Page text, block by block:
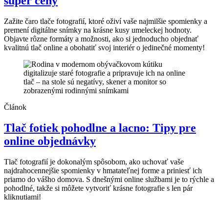
Zažite čaro tlače fotografií, ktoré oživí vaše najmilšie spomienky a
premení digitálne snímky na krásne kusy umeleckej hodnoty.
Objavte rôzne formáty a možnosti, ako si jednoducho objednať
kvalitnú tlač online a obohatiť svoj interiér o jedinečné momenty!
Článok
Tlač fotiek pohodlne a lacno: Tipy pre
online objednávky
Tlač fotografií je dokonalým spôsobom, ako uchovať vaše
najdrahocennejšie spomienky v hmatateľnej forme a priniesť ich
priamo do vášho domova. S dnešnými online službami je to rýchle a
pohodlné, takže si môžete vytvoriť krásne fotografie s len pár
kliknutiami!